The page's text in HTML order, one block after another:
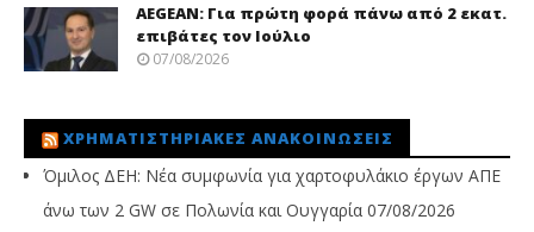
AEGEAN: Για πρώτη φορά πάνω από 2 εκατ.
επιβάτες τον Ιούλιο
07/08/2026
ΧΡΗΜΑΤΙΣΤΗΡΙΑΚΈΣ ΑΝΑΚΟΙΝΏΣΕΙΣ
Όμιλος ΔΕΗ: Νέα συμφωνία για χαρτοφυλάκιο έργων ΑΠΕ
άνω των 2 GW σε Πολωνία και Ουγγαρία 07/08/2026